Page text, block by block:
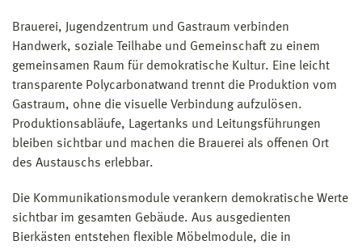
Brauerei, Jugendzentrum und Gastraum verbinden
Handwerk, soziale Teilhabe und Gemeinschaft zu einem
gemeinsamen Raum für demokratische Kultur. Eine leicht
transparente Polycarbonatwand trennt die Produktion vom
Gastraum, ohne die visuelle Verbindung aufzulösen.
Produktionsabläufe, Lagertanks und Leitungsführungen
bleiben sichtbar und machen die Brauerei als offenen Ort
des Austauschs erlebbar.
Die Kommunikationsmodule verankern demokratische Werte
sichtbar im gesamten Gebäude. Aus ausgedienten
Bierkästen entstehen flexible Möbelmodule, die in